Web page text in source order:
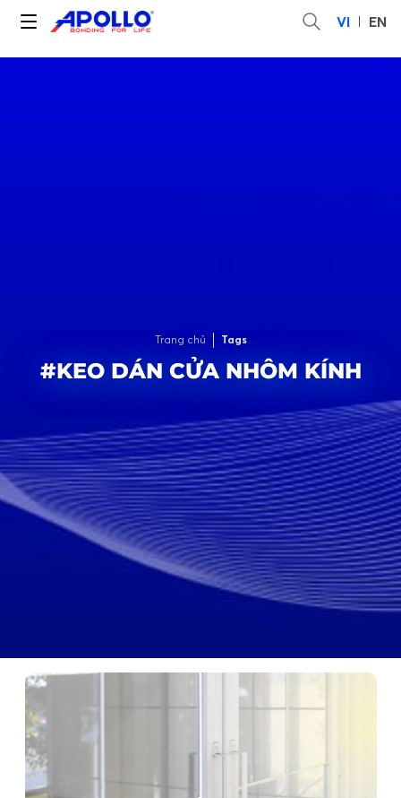
VI EN
Trang chủ Tags
#KEO DÁN CỬA NHÔM KÍNH